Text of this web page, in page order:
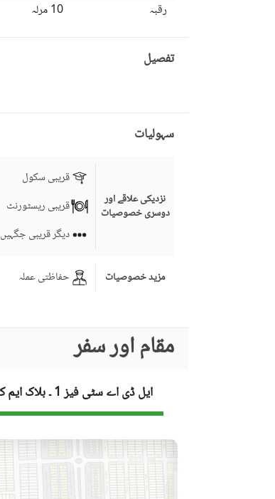
رقبہ
10 مرلہ
تفصیل
سہولیات
نزدیکی علاقے اور
دوسری خصوصیات
قریبی سکول
قریبی ریسٹورنٹ
دیگر قریبی جگہیں
مزید خصوصیات حفاظتی عملہ
مقام اور سفر
ایل ڈی اے سٹی فیز 1 ۔ بلاک ایم کا نقشہ